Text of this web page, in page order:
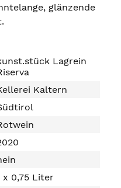
glänzende
Lagrein
Kaltern
x 0,75 Liter